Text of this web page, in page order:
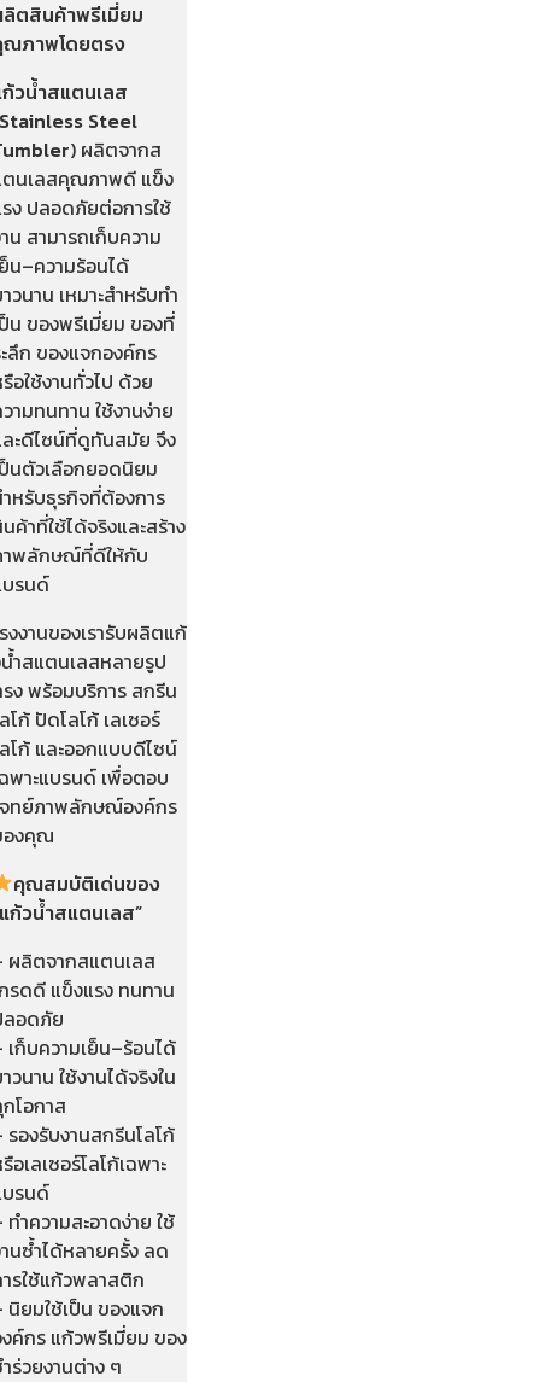
ตสินค้าพรีเมี่ยม
ภาพโดยตรง
วน้ำสแตนเลส
Steel
) ผลิตจากส
นเลสคุณภาพดี แข็ง
ง ปลอดภัยต่อการใช้
น สามารถเก็บความ
น–ความร้อนได้
วนาน เหมาะสำหรับทำ
น ของพรีเมี่ยม ของที่
ลึก ของแจกองค์กร
อใช้งานทั่วไป ด้วย
ามทนทาน ใช้งานง่าย
ะดีไซน์ที่ดูทันสมัย จึง
นตัวเลือกยอดนิยม
หรับธุรกิจที่ต้องการ
ค้าที่ใช้ได้จริงและสร้าง
พลักษณ์ที่ดีให้กับ
รนด์
งงานของเรารับผลิตแก้
ำสแตนเลสหลายรูป
ง พร้อมบริการ สกรีน
โก้ ปัดโลโก้ เลเซอร์
โก้ และออกแบบดีไซน์
พาะแบรนด์ เพื่อตอบ
ทย์ภาพลักษณ์องค์กร
งคุณ
คุณสมบัติเด่นของ
ก้วน้ำสแตนเลส”
ผลิตจากสแตนเลส
รดดี แข็งแรง ทนทาน
อดภัย
เก็บความเย็น–ร้อนได้
วนาน ใช้งานได้จริงใน
โอกาส
รองรับงานสกรีนโลโก้
อเลเซอร์โลโก้เฉพาะ
รนด์
ทำความสะอาดง่าย ใช้
นซ้ำได้หลายครั้ง ลด
รใช้แก้วพลาสติก
นิยมใช้เป็น ของแจก
ค์กร แก้วพรีเมี่ยม ของ
ร่วยงานต่าง ๆ